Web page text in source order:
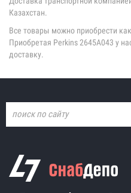
Казахстан.
Все товары можно приобрести
Приобретая Perkins 2645A043 у
доставку.